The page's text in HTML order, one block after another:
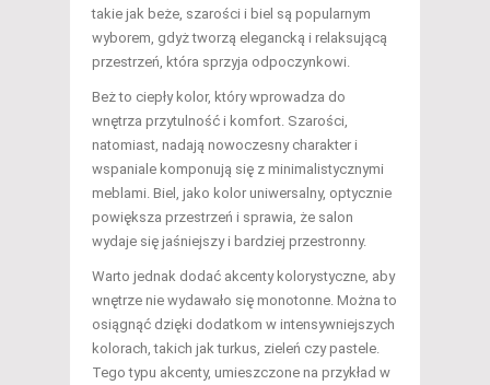
takie jak beże, szarości i biel są popularnym
wyborem, gdyż tworzą elegancką i relaksującą
przestrzeń, która sprzyja odpoczynkowi.
Beż to ciepły kolor, który wprowadza do
wnętrza przytulność i komfort. Szarości,
natomiast, nadają nowoczesny charakter i
wspaniale komponują się z minimalistycznymi
meblami. Biel, jako kolor uniwersalny, optycznie
powiększa przestrzeń i sprawia, że salon
wydaje się jaśniejszy i bardziej przestronny.
Warto jednak dodać akcenty kolorystyczne, aby
wnętrze nie wydawało się monotonne. Można to
osiągnąć dzięki dodatkom w intensywniejszych
kolorach, takich jak turkus, zieleń czy pastele.
Tego typu akcenty, umieszczone na przykład w